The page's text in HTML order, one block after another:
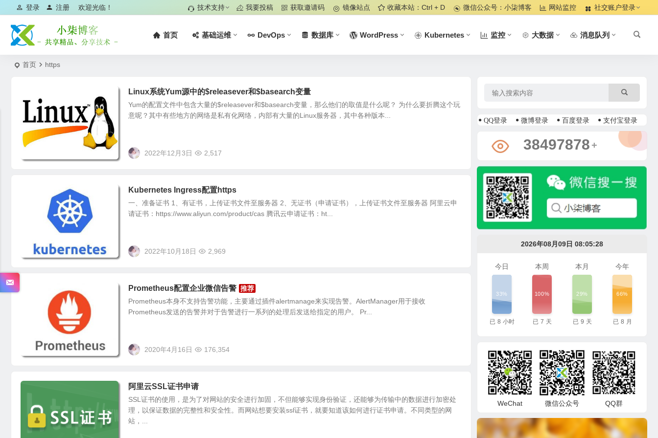
欢迎光临！
登录 注册 技术支持 我要投稿 获取邀请码 镜像站点 收藏本站：Ctrl + D 微信公众号：小柒博客 网站监控 社交账户登录
首页 基础运维 DevOps 数据库 WordPress Kubernetes 监控 大数据 消息队列
首页 https
Linux系统Yum源中的$releasever和$basearch变量
Yum的配置文件中包含大量的$releasever和$basearch变量，那么他们的取值是什么呢？ 为什么要折腾这个玩
意呢？其中有些地方的网络是私有化网络，内部有大量的Linux服务器，其中各种版本...
2022年12月3日 2,517
Kubernetes Ingress配置https
一、准备证书 1、有证书，上传证书文件至服务器 2、无证书（申请证书），上传证书文件至服务器 阿里云申
请证书：https://www.aliyun.com/product/cas 腾讯云申请证书：ht...
2022年10月18日 2,969
Prometheus配置企业微信告警
Prometheus本身不支持告警功能，主要通过插件alertmanage来实现告警。AlertManager用于接收
Prometheus发送的告警并对于告警进行一系列的处理后发送给指定的用户。 Pr...
2020年4月16日 176,354
阿里云SSL证书申请
SSL证书的使用，是为了对网站的安全进行加固，不但能够实现身份验证，还能够为传输中的数据进行加密处
理，以保证数据的完整性和安全性。而网站想要安装ssl证书，就要知道该如何进行证书申请。不同类型的网
站，...
QQ登录 微博登录 百度登录 支付宝登录
39114212 +
2026年08月09日 08:05:28
今日
33%
已 8 小时
本周
100%
已 7 天
本月
29%
已 9 天
今年
66%
已 8 月
WeChat 微信公众号 QQ群